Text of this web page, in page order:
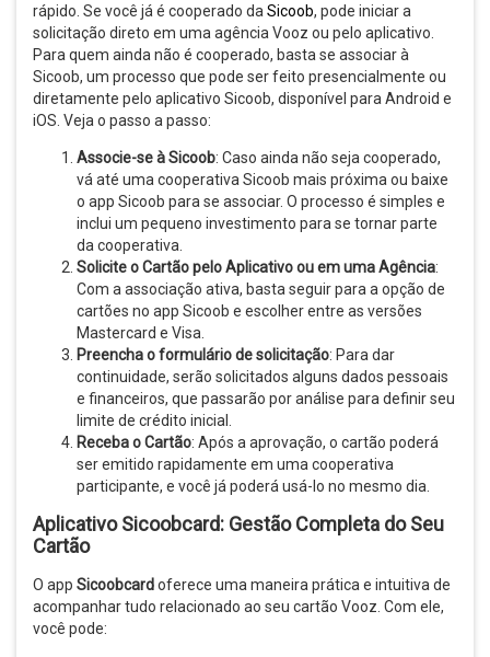
rápido. Se você já é cooperado da Sicoob, pode iniciar a
solicitação direto em uma agência Vooz ou pelo aplicativo.
Para quem ainda não é cooperado, basta se associar à
Sicoob, um processo que pode ser feito presencialmente ou
diretamente pelo aplicativo Sicoob, disponível para Android e
iOS. Veja o passo a passo:
Associe-se à Sicoob: Caso ainda não seja cooperado,
vá até uma cooperativa Sicoob mais próxima ou baixe
o app Sicoob para se associar. O processo é simples e
inclui um pequeno investimento para se tornar parte
da cooperativa.
Solicite o Cartão pelo Aplicativo ou em uma Agência:
Com a associação ativa, basta seguir para a opção de
cartões no app Sicoob e escolher entre as versões
Mastercard e Visa.
Preencha o formulário de solicitação: Para dar
continuidade, serão solicitados alguns dados pessoais
e financeiros, que passarão por análise para definir seu
limite de crédito inicial.
Receba o Cartão: Após a aprovação, o cartão poderá
ser emitido rapidamente em uma cooperativa
participante, e você já poderá usá-lo no mesmo dia.
Aplicativo Sicoobcard: Gestão Completa do Seu
Cartão
O app Sicoobcardoferece uma maneira prática e intuitiva de
acompanhar tudo relacionado ao seu cartão Vooz. Com ele,
você pode: